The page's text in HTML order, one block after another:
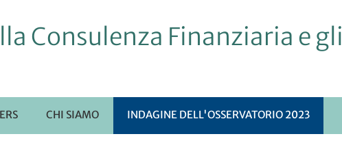
Consulenza Finanziaria e gli
CHI SIAMO INDAGINE DELL'OSSERVATORIO 2023